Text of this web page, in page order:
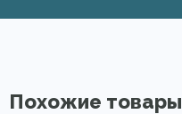
Похожие товары